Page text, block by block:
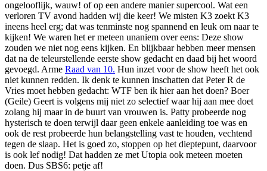
ongelooflijk, wauw! of op een andere manier supercool. Wat een
verloren TV avond hadden wij die keer! We misten K3 zoekt K3
ineens heel erg; dat was tenminste nog spannend en leuk om naar te
kijken! We waren het er meteen unaniem over eens: Deze show
zouden we niet nog eens kijken. En blijkbaar hebben meer mensen
dat na de teleurstellende eerste show gedacht en daad bij het woord
gevoegd. Arme Raad van 10. Hun inzet voor de show heeft het ook
niet kunnen redden. Ik denk te kunnen inschatten dat Peter R de
Vries moet hebben gedacht: WTF ben ik hier aan het doen? Boer
(Geile) Geert is volgens mij niet zo selectief waar hij aan mee doet
zolang hij maar in de buurt van vrouwen is. Patty probeerde nog
hysterisch te doen terwijl daar geen enkele aanleiding toe was en
ook de rest probeerde hun belangstelling vast te houden, vechtend
tegen de slaap. Het is goed zo, stoppen op het dieptepunt, daarvoor
is ook lef nodig! Dat hadden ze met Utopia ook meteen moeten
doen. Dus SBS6: petje af!